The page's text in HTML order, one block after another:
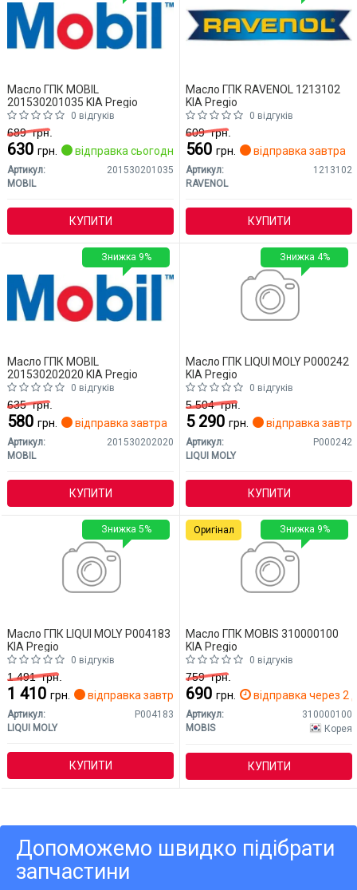
Масло ГПК MOBIL
201530201035 KIA Pregio
0 відгуків
689грн.
630 грн. відправка сьогодні
Артикул:
201530201035
MOBIL
КУПИТИ
Масло ГПК RAVENOL 1213102
KIA Pregio
0 відгуків
609грн.
560 грн. відправка завтра
Артикул:
1213102
RAVENOL
КУПИТИ
Масло ГПК MOBIL
201530202020 KIA Pregio
0 відгуків
635грн.
580 грн. відправка завтра
Артикул:
201530202020
MOBIL
КУПИТИ
Знижка 9%
Масло ГПК LIQUI MOLY P000242
KIA Pregio
0 відгуків
5 504грн.
5 290 грн. відправка
Артикул:
P000242
LIQUI MOLY
КУПИТИ
Знижка 4%
Масло ГПК LIQUI MOLY P004183
KIA Pregio
0 відгуків
1 491грн.
1 410 грн. відправка завтра
Артикул:
P004183
LIQUI MOLY
КУПИТИ
Знижка 5%
Масло ГПК MOBIS 310000100
KIA Pregio
0 відгуків
759грн.
690 грн. відправка через 2
Артикул:
310000100
MOBIS
Корея
КУПИТИ
Знижка 9%
Оригінал
Допоможемо швидко підібрати
запчастини